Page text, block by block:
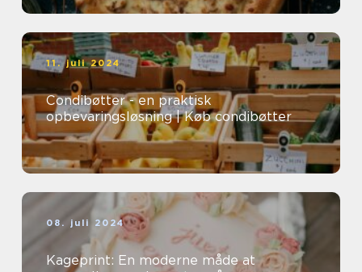
11. juli 2024
Condibøtter - en praktisk
opbevaringsløsning | Køb condibøtter
08. juli 2024
Kageprint: En moderne måde at